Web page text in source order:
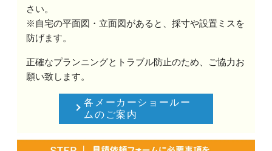
さい。
※自宅の平面図・立面図があると、採寸や設置ミスを
防げます。
正確なプランニングとトラブル防止のため、ご協力お
願い致します。
各メーカーショールー
ムのご案内